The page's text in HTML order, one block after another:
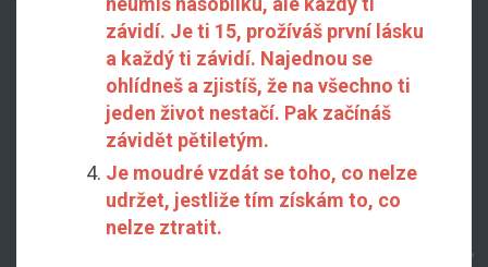
závidí. Je ti 15, prožíváš první lásku
a každý ti závidí. Najednou se
ohlídneš a zjistíš, že na všechno ti
jeden život nestačí. Pak začínáš
závidět pětiletým.
Je moudré vzdát se toho, co nelze
udržet, jestliže tím získám to, co
nelze ztratit.